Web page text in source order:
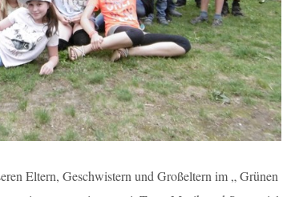
Eltern, Geschwistern und Großeltern im „ Grünen